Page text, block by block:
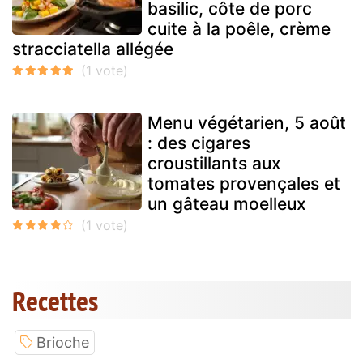
basilic, côte de porc
cuite à la poêle, crème
stracciatella allégée
Menu végétarien, 5 août
: des cigares
croustillants aux
tomates provençales et
un gâteau moelleux
Recettes
Brioche